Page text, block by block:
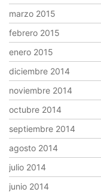
marzo 2015
febrero 2015
enero 2015
diciembre 2014
noviembre 2014
octubre 2014
septiembre 2014
agosto 2014
julio 2014
junio 2014